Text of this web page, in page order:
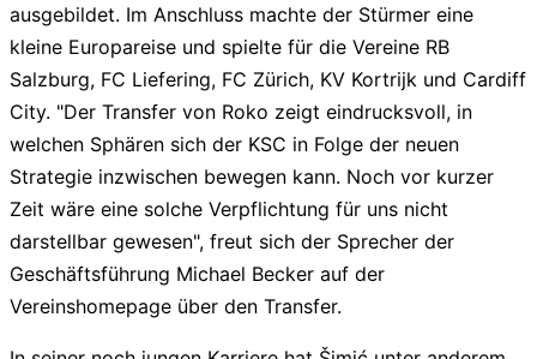
ausgebildet. Im Anschluss machte der Stürmer eine
kleine Europareise und spielte für die Vereine RB
Salzburg, FC Liefering, FC Zürich, KV Kortrijk und Cardiff
City. "Der Transfer von Roko zeigt eindrucksvoll, in
welchen Sphären sich der KSC in Folge der neuen
Strategie inzwischen bewegen kann. Noch vor kurzer
Zeit wäre eine solche Verpflichtung für uns nicht
darstellbar gewesen", freut sich der Sprecher der
Geschäftsführung Michael Becker auf der
Vereinshomepage über den Transfer.